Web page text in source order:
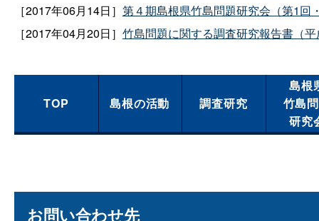
［2017年06月14日］ 第４期島根県竹島問題研究会（第1回
［2017年04月20日］ 竹島問題に関する調査研究報告書（
TOP 島根の活動 調査研究
島根
竹島
研究
お問い合わせ先